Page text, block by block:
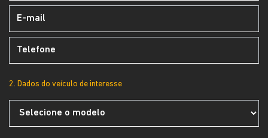
2. Dados do veículo de interesse